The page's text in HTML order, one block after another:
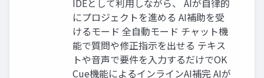
IDEとして利用しながら、 AIが自律的
にプロジェクトを進める AI補助を受
けるモード 全自動モード チャット機
能で質問や修正指示を出せる テキス
トや音声で要件を入力するだけでOK
Cue機能によるインラインAI補完 AIが